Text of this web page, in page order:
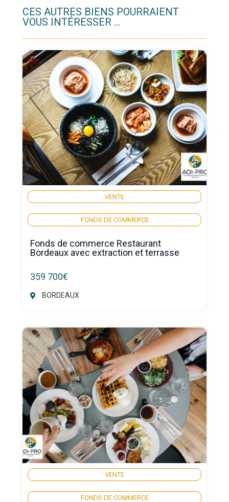
CES AUTRES BIENS POURRAIENT
VOUS INTÉRESSER ...
VENTE
FONDS DE COMMERCE
Fonds de commerce Restaurant
Bordeaux avec extraction et terrasse
359 700€
BORDEAUX
VENTE
FONDS DE COMMERCE